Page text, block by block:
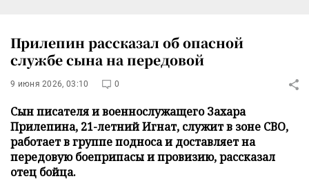
Прилепин рассказал об опасной
службе сына на передовой
9 июня 2026, 03:10 0
Сын писателя и военнослужащего Захара
Прилепина, 21-летний Игнат, служит в зоне СВО,
работает в группе подноса и доставляет на
передовую боеприпасы и провизию, рассказал
отец бойца.